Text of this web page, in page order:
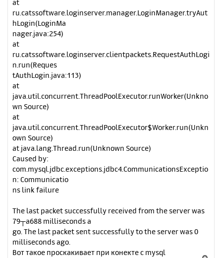
at
ru.catssoftware.loginserver.manager.LoginManager.tryAut
hLogin(LoginMa
nager.java:254)
at
ru.catssoftware.loginserver.clientpackets.RequestAuthLogi
n.run(Reques
tAuthLogin.java:113)
at
java.util.concurrent.ThreadPoolExecutor.runWorker(Unkno
wn Source)
at
java.util.concurrent.ThreadPoolExecutor$Worker.run(Unkn
own Source)
at java.lang.Thread.run(Unknown Source)
Caused by:
com.mysql.jdbc.exceptions.jdbc4.CommunicationsExceptio
n: Communicatio
ns link failure
The last packet successfully received from the server was
79┬а688 milliseconds a
go. The last packet sent successfully to the server was 0
milliseconds ago.
Вот такое проскакивает при конекте с mysql